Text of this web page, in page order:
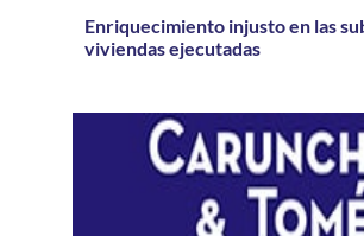
Enriquecimiento injusto en las
viviendas ejecutadas